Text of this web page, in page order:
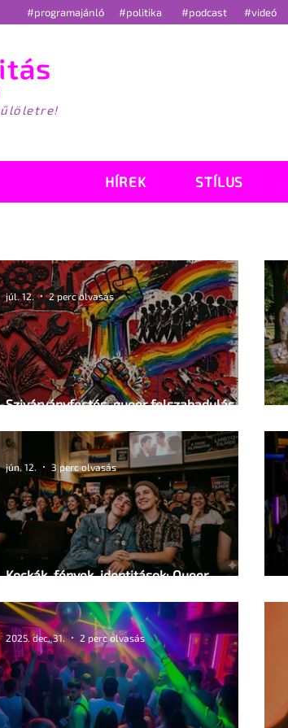
#programajánló #politika #podcast #videó
HÍREK STÍLUS
Szivárványfestés, queer felszabadulás és
júl. 12. 2 perc olvasás
Kockák, fények, identitások: Queer
jún. 12. 3 perc olvasás
2025. dec. 31. 2 perc olvasás